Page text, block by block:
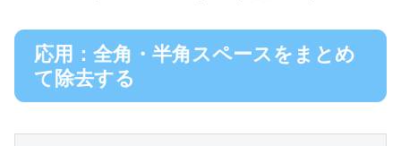
応用：全角・半角スペースをまとめ
て除去する